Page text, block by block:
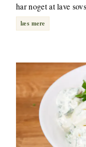
har noget at lave
læs mere